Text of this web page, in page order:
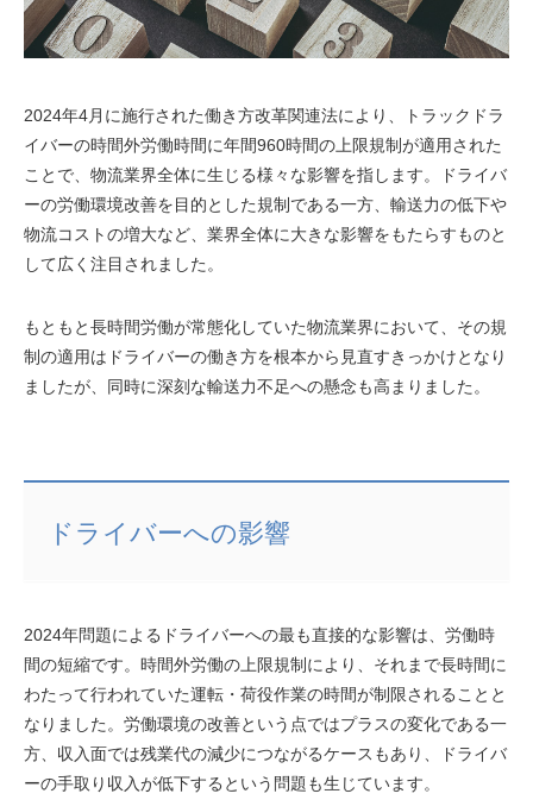
2024年4月に施行された働き方改革関連法により、トラックドラ
イバーの時間外労働時間に年間960時間の上限規制が適用された
ことで、物流業界全体に生じる様々な影響を指します。ドライバ
ーの労働環境改善を目的とした規制である一方、輸送力の低下や
物流コストの増大など、業界全体に大きな影響をもたらすものと
して広く注目されました。
もともと長時間労働が常態化していた物流業界において、その規
制の適用はドライバーの働き方を根本から見直すきっかけとなり
ましたが、同時に深刻な輸送力不足への懸念も高まりました。
ドライバーへの影響
2024年問題によるドライバーへの最も直接的な影響は、労働時
間の短縮です。時間外労働の上限規制により、それまで長時間に
わたって行われていた運転・荷役作業の時間が制限されることと
なりました。労働環境の改善という点ではプラスの変化である一
方、収入面では残業代の減少につながるケースもあり、ドライバ
ーの手取り収入が低下するという問題も生じています。